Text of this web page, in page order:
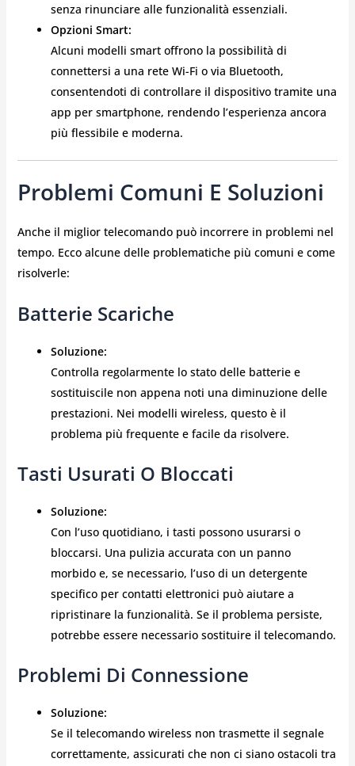
senza rinunciare alle funzionalità essenziali.
Opzioni Smart:
Alcuni modelli smart offrono la possibilità di
connettersi a una rete Wi-Fi o via Bluetooth,
consentendoti di controllare il dispositivo tramite una
app per smartphone, rendendo l’esperienza ancora
più flessibile e moderna.
Problemi Comuni E Soluzioni
Anche il miglior telecomando può incorrere in problemi nel
tempo. Ecco alcune delle problematiche più comuni e come
risolverle:
Batterie Scariche
Soluzione:
Controlla regolarmente lo stato delle batterie e
sostituiscile non appena noti una diminuzione delle
prestazioni. Nei modelli wireless, questo è il
problema più frequente e facile da risolvere.
Tasti Usurati O Bloccati
Soluzione:
Con l’uso quotidiano, i tasti possono usurarsi o
bloccarsi. Una pulizia accurata con un panno
morbido e, se necessario, l’uso di un detergente
specifico per contatti elettronici può aiutare a
ripristinare la funzionalità. Se il problema persiste,
potrebbe essere necessario sostituire il telecomando.
Problemi Di Connessione
Soluzione:
Se il telecomando wireless non trasmette il segnale
correttamente, assicurati che non ci siano ostacoli tra